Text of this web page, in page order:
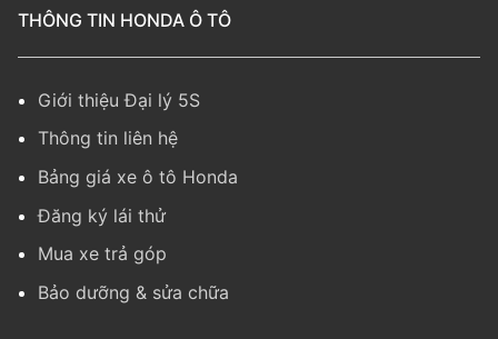
THÔNG TIN HONDA Ô TÔ
Giới thiệu Đại lý 5S
Thông tin liên hệ
Bảng giá xe ô tô Honda
Đăng ký lái thử
Mua xe trả góp
Bảo dưỡng & sửa chữa